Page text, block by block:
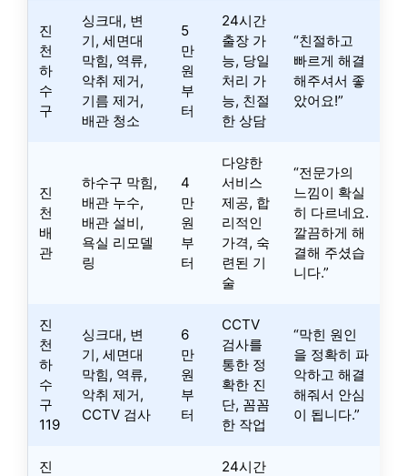
진
천
하
수
구
싱크대, 변
기, 세면대
막힘, 역류,
악취 제거,
기름 제거,
배관 청소
5
만
원
부
터
24시간
출장 가
능, 당일
처리 가
능, 친절
한 상담
“친절하고
빠르게 해결
해주셔서 좋
았어요!”
진
천
배
관
하수구 막힘,
배관 누수,
배관 설비,
욕실 리모델
링
4
만
원
부
터
다양한
서비스
제공, 합
리적인
가격, 숙
련된 기
술
“전문가의
느낌이 확실
히 다르네요.
깔끔하게 해
결해 주셨습
니다.”
진
천
하
수
구
119
싱크대, 변
기, 세면대
막힘, 역류,
악취 제거,
CCTV 검사
6
만
원
부
터
CCTV
검사를
통한 정
확한 진
단, 꼼꼼
한 작업
“막힌 원인
을 정확히 파
악하고 해결
해줘서 안심
이 됩니다.”
진
24시간